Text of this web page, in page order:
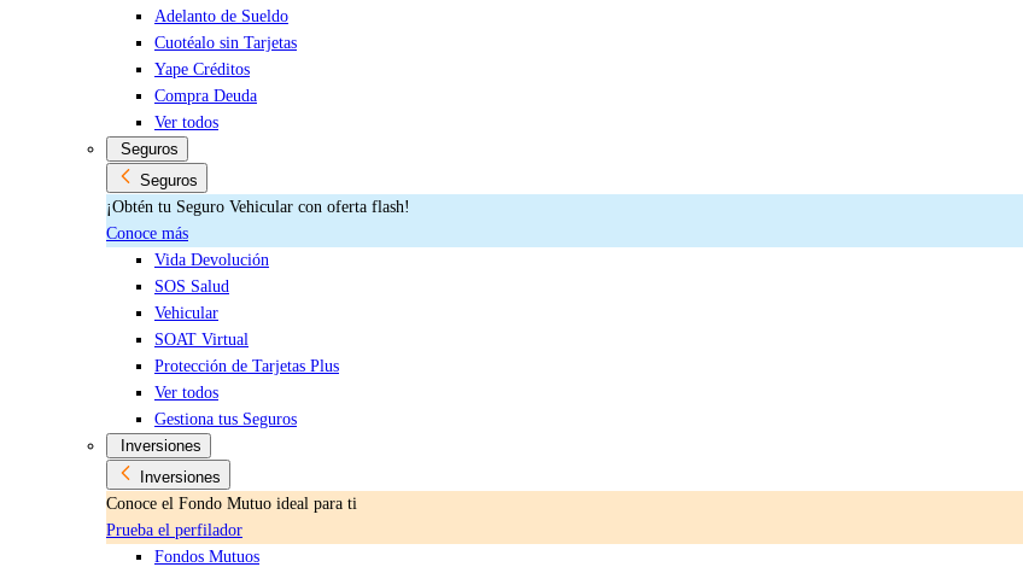
Adelanto de Sueldo
Cuotéalo sin Tarjetas
Yape Créditos
Compra Deuda
Ver todos
Seguros
Seguros
¡Obtén tu Seguro Vehicular con oferta flash!
Conoce más
Vida Devolución
SOS Salud
Vehicular
SOAT Virtual
Protección de Tarjetas Plus
Ver todos
Gestiona tus Seguros
Inversiones
Inversiones
Conoce el Fondo Mutuo ideal para ti
Prueba el perfilador
Fondos Mutuos